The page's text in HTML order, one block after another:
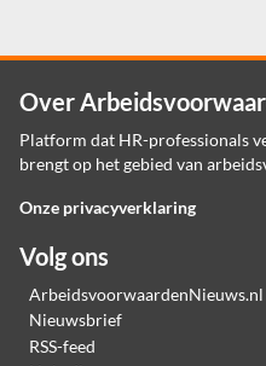
Over
Platform dat HR-professionals
brengt op het gebied van
Onze privacyverklaring
Volg ons
ArbeidsvoorwaardenNieuws.nl
Nieuwsbrief
RSS-feed